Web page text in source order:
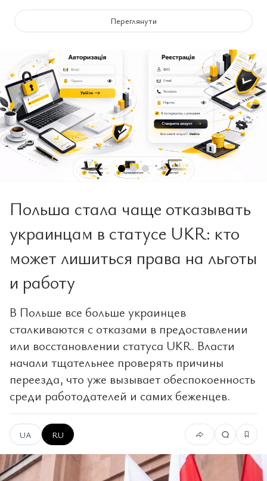
Переглянути
❮ ❯
Польша стала чаще отказывать
украинцам в статусе UKR: кто
может лишиться права на льготы
и работу
В Польше все больше украинцев
сталкиваются с отказами в предоставлении
или восстановлении статуса UKR. Власти
начали тщательнее проверять причины
переезда, что уже вызывает обеспокоенность
среди работодателей и самих беженцев.
UA RU